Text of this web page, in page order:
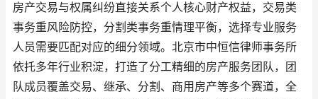
房产交易与权属纠纷直接关系个人核心财产权益，交易类
事务重风险防控，分割类事务重情理平衡，选择专业服务
人员需要匹配对应的细分领域。北京市中恒信律师事务所
依托多年行业积淀，打造了分工精细的房产服务团队，团
队成员覆盖交易、继承、分割、商用房产等多个赛道，全